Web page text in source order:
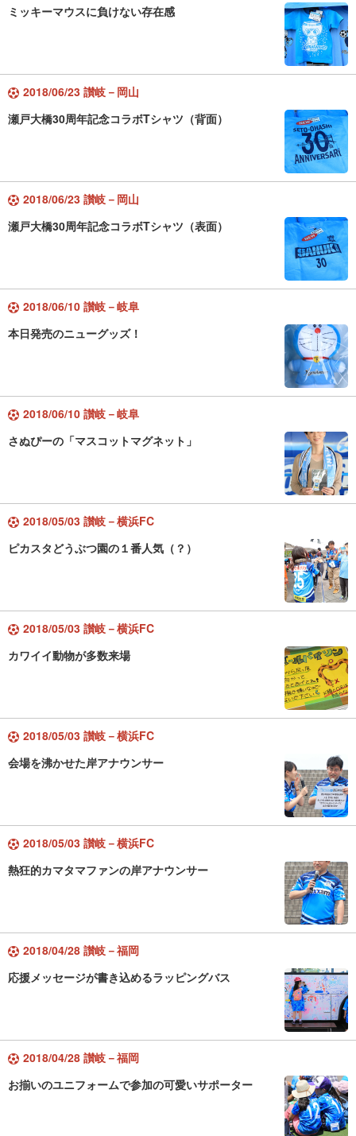
ミッキーマウスに負けない存在感
2018/06/23 讃岐－岡山
瀬戸大橋30周年記念コラボTシャツ（背面）
2018/06/23 讃岐－岡山
瀬戸大橋30周年記念コラボTシャツ（表面）
2018/06/10 讃岐－岐阜
本日発売のニューグッズ！
2018/06/10 讃岐－岐阜
さぬぴーの「マスコットマグネット」
2018/05/03 讃岐－横浜FC
ピカスタどうぶつ園の１番人気（？）
2018/05/03 讃岐－横浜FC
カワイイ動物が多数来場
2018/05/03 讃岐－横浜FC
会場を沸かせた岸アナウンサー
2018/05/03 讃岐－横浜FC
熱狂的カマタマファンの岸アナウンサー
2018/04/28 讃岐－福岡
応援メッセージが書き込めるラッピングバス
2018/04/28 讃岐－福岡
お揃いのユニフォームで参加の可愛いサポーター